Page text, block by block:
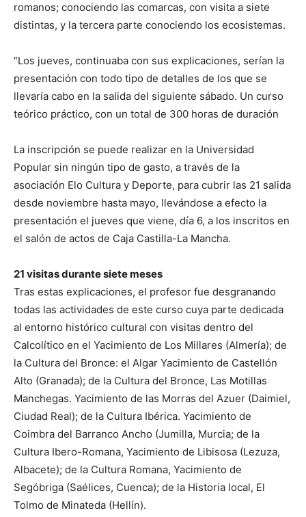
romanos; conociendo las comarcas, con visita a siete
distintas, y la tercera parte conociendo los ecosistemas.
“Los jueves, continuaba con sus explicaciones, serían la
presentación con todo tipo de detalles de los que se
llevaría cabo en la salida del siguiente sábado. Un curso
teórico práctico, con un total de 300 horas de duración
La inscripción se puede realizar en la Universidad
Popular sin ningún tipo de gasto, a través de la
asociación Elo Cultura y Deporte, para cubrir las 21 salida
desde noviembre hasta mayo, llevándose a efecto la
presentación el jueves que viene, día 6, a los inscritos en
el salón de actos de Caja Castilla-La Mancha.
21 visitas durante siete meses
Tras estas explicaciones, el profesor fue desgranando
todas las actividades de este curso cuya parte dedicada
al entorno histórico cultural con visitas dentro del
Calcolítico en el Yacimiento de Los Millares (Almería); de
la Cultura del Bronce: el Algar Yacimiento de Castellón
Alto (Granada); de la Cultura del Bronce, Las Motillas
Manchegas. Yacimiento de las Morras del Azuer (Daimiel,
Ciudad Real); de la Cultura Ibérica. Yacimiento de
Coimbra del Barranco Ancho (Jumilla, Murcia; de la
Cultura Ibero-Romana, Yacimiento de Libisosa (Lezuza,
Albacete); de la Cultura Romana, Yacimiento de
Segóbriga (Saélices, Cuenca); de la Historia local, El
Tolmo de Minateda (Hellín).